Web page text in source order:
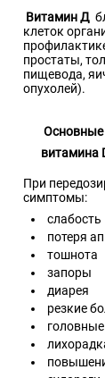
Витамин Д
клеток
простаты,
пищевода,
опухолей).
Основные
витамина
При
симптомы:
слабость
потеря
тошнота
запоры
диарея
резкие